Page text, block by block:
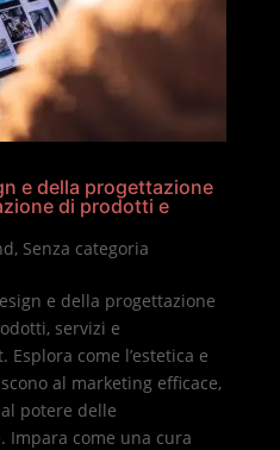
e della progettazione
di prodotti e
, Senza categoria
e della progettazione
servizi e
come l’estetica e
al marketing efficace,
potere delle
Impara come una cura